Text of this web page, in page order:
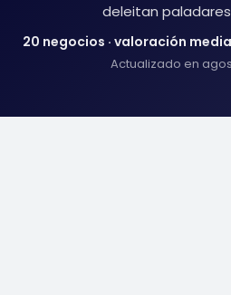
deleitan
20 negocios · valoración
Actualizado en